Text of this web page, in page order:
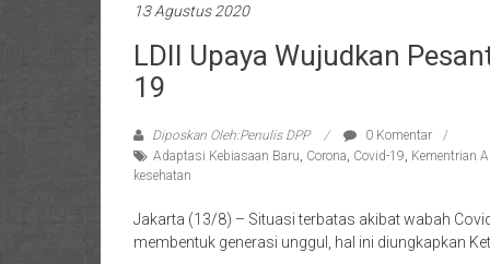
13 Agustus 2020
LDII Upaya Wujudkan
19
Diposkan Oleh:Penulis DPP
0 Komentar
Adaptasi Kebiasaan Baru, Corona, Covid-19, Kementrian
kesehatan
Jakarta (13/8) – Situasi terbatas akibat wabah
membentuk generasi unggul, hal ini diungkapkan